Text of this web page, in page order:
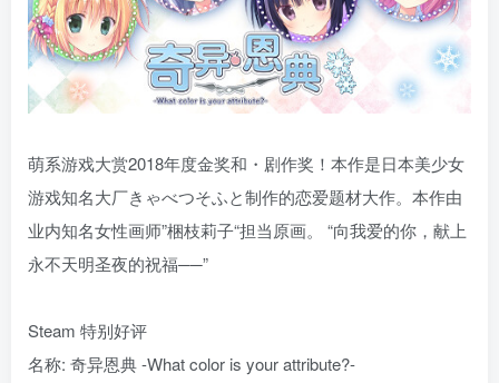
萌系游戏大赏2018年度金奖和・剧作奖！本作是日本美少女
游戏知名大厂きゃべつそふと制作的恋爱题材大作。本作由
业内知名女性画师”梱枝莉子“担当原画。 “向我爱的你，献上
永不天明圣夜的祝福──”
Steam 特别好评
名称: 奇异恩典 -What color is your attribute?-